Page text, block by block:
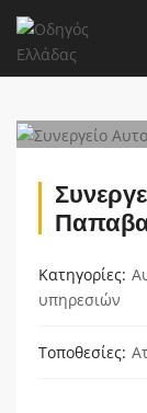
Κατηγορίες
υπηρεσιών
Τοποθεσίες